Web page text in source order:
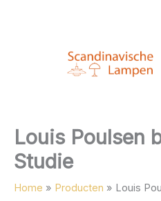
Louis Poulsen
Studie
Home Producten Louis